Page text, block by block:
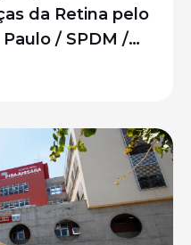
da Retina pelo
/ SPDM /